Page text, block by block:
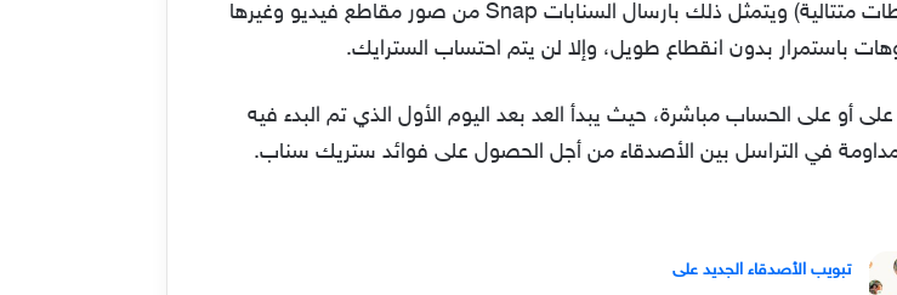
الذي تقوم بها أنت وأصدقائك على التطبيق ويعني (سلسلة لقطات متتالية) ويتمثل ذلك بارسال السنابات Snap من صور مقاطع فيديو وغيرها
باستمرار بدون انقطاع طويل، وإلا لن يتم احتساب السترايك.
الحساب مباشرة، حيث يبدأ العد بعد اليوم الأول الذي تم البدء فيه
في التراسل بين الأصدقاء من أجل الحصول على فوائد ستريك سناب.
تبويب الأصدقاء الجديد على